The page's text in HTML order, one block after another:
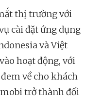
thị trường với
cài đặt ứng dụng
và Việt
hoạt động, với
về cho khách
trở thành đối